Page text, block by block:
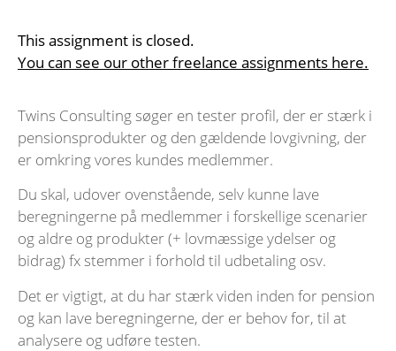
This assignment is closed.
You can see our other freelance assignments here.
Twins Consulting søger en tester profil, der er stærk i
pensionsprodukter og den gældende lovgivning, der
er omkring vores kundes medlemmer.
Du skal, udover ovenstående, selv kunne lave
beregningerne på medlemmer i forskellige scenarier
og aldre og produkter (+ lovmæssige ydelser og
bidrag) fx stemmer i forhold til udbetaling osv.
Det er vigtigt, at du har stærk viden inden for pension
og kan lave beregningerne, der er behov for, til at
analysere og udføre testen.